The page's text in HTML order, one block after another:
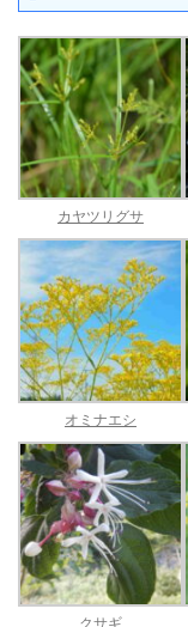
カヤツリグサ
オミナエシ
クサギ